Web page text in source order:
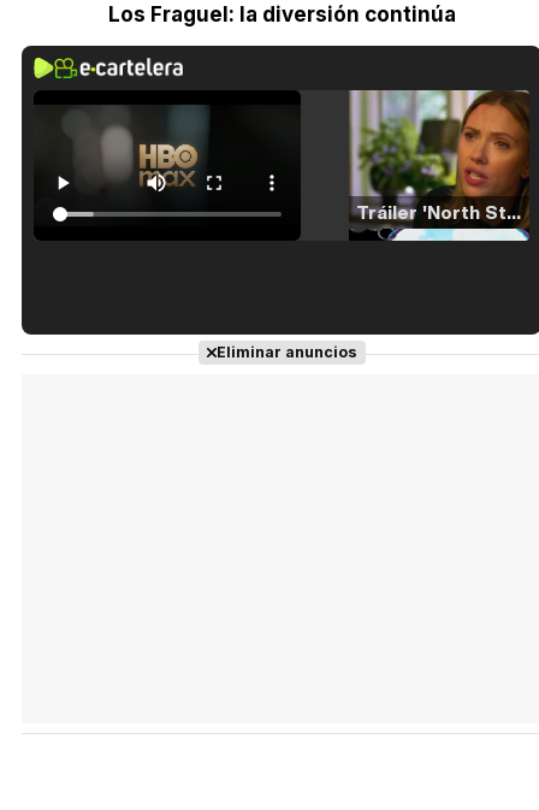
Los Fraguel: la diversión continúa
Tráiler 'North Star' (2023)
Tráiler en español de 'La isla olvidada'
Eliminar anuncios